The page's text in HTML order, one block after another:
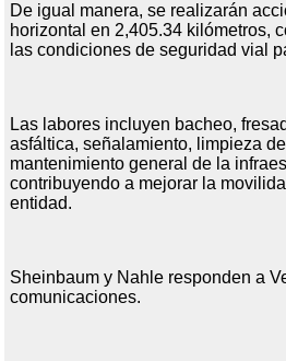
De igual manera, se realizarán
horizontal en 2,405.34 kilómetros,
las condiciones de seguridad vial
Las labores incluyen bacheo,
asfáltica, señalamiento, limpieza
mantenimiento general de la
contribuyendo a mejorar la
entidad.
Sheinbaum y Nahle responden a
comunicaciones.